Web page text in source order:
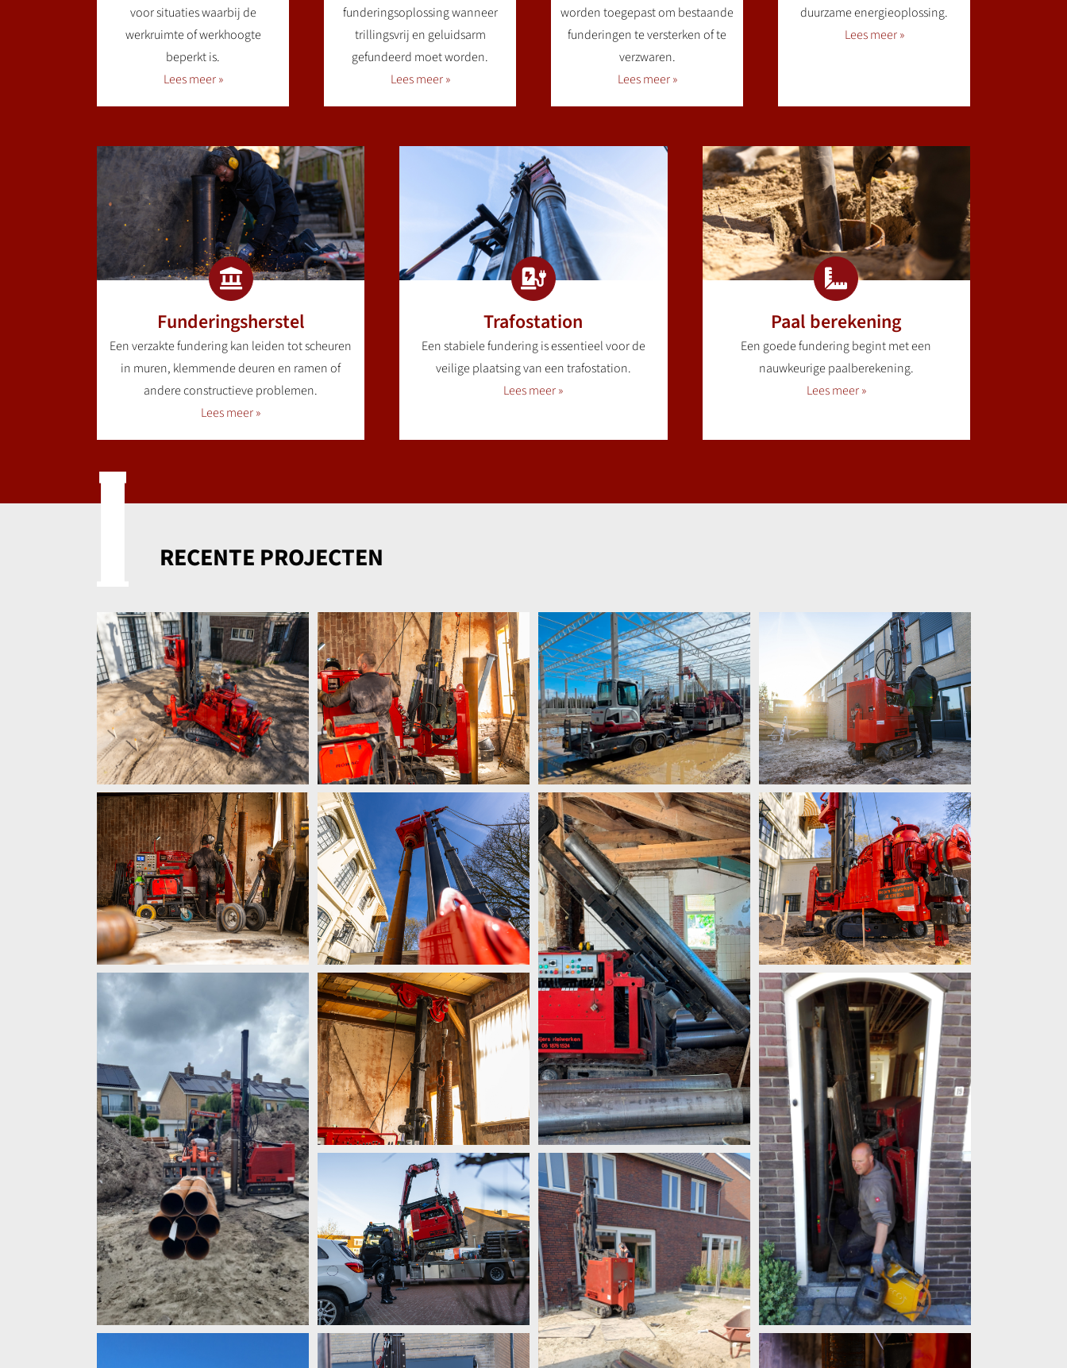
voor situaties waarbij de
werkruimte of werkhoogte
beperkt is.
Lees meer »
funderingsoplossing wanneer
trillingsvrij en geluidsarm
gefundeerd moet worden.
Lees meer »
worden toegepast om bestaande
funderingen te versterken of te
verzwaren.
Lees meer »
duurzame energieoplossing.
Lees meer »
Funderingsherstel
Een verzakte fundering kan leiden tot scheuren
in muren, klemmende deuren en ramen of
andere constructieve problemen.
Lees meer »
Trafostation
Een stabiele fundering is essentieel voor de
veilige plaatsing van een trafostation.
Lees meer »
Paal berekening
Een goede fundering begint met een
nauwkeurige paalberekening.
Lees meer »
RECENTE PROJECTEN